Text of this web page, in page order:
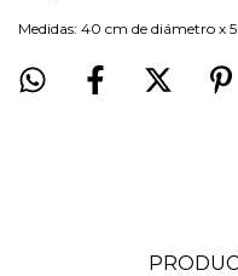
Medidas: 40 cm de diámetro x